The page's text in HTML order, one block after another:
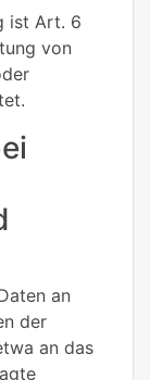
ist Art. 6
von
an
der
an das